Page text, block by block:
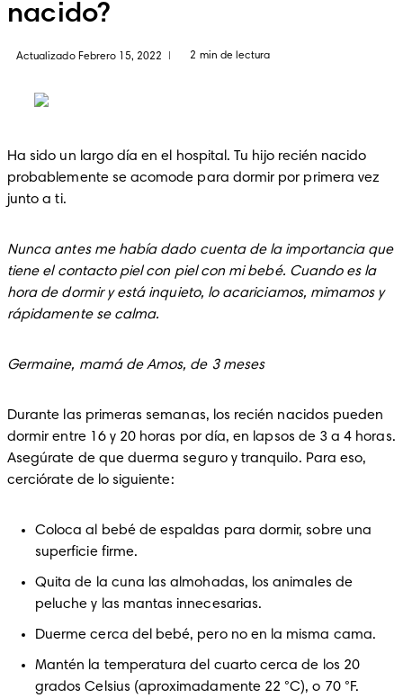
nacido?
Actualizado Febrero 15, 2022 2 min de lectura
Ha sido un largo día en el hospital. Tu hijo recién nacido
probablemente se acomode para dormir por primera vez
junto a ti.
Nunca antes me había dado cuenta de la importancia que
tiene el contacto piel con piel con mi bebé. Cuando es la
hora de dormir y está inquieto, lo acariciamos, mimamos y
rápidamente se calma.
Germaine, mamá de Amos, de 3 meses
Durante las primeras semanas, los recién nacidos pueden
dormir entre 16 y 20 horas por día, en lapsos de 3 a 4 horas.
Asegúrate de que duerma seguro y tranquilo. Para eso,
cerciórate de lo siguiente:
Coloca al bebé de espaldas para dormir, sobre una
superficie firme.
Quita de la cuna las almohadas, los animales de
peluche y las mantas innecesarias.
Duerme cerca del bebé, pero no en la misma cama.
Mantén la temperatura del cuarto cerca de los 20
grados Celsius (aproximadamente 22 °C), o 70 °F.